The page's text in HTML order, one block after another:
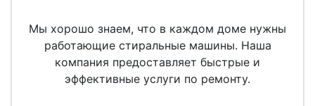
Мы хорошо знаем, что в каждом доме нужны
работающие стиральные машины. Наша
компания предоставляет быстрые и
эффективные услуги по ремонту.